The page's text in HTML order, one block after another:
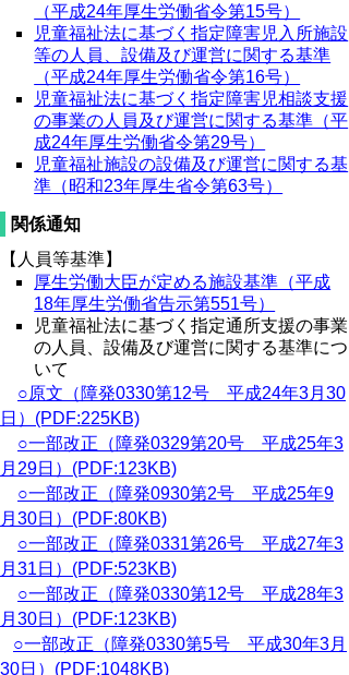
（平成24年厚生労働省令第15号）
児童福祉法に基づく指定障害児入所施設
等の人員、設備及び運営に関する基準
（平成24年厚生労働省令第16号）
児童福祉法に基づく指定障害児相談支援
の事業の人員及び運営に関する基準（平
成24年厚生労働省令第29号）
児童福祉施設の設備及び運営に関する基
準（昭和23年厚生省令第63号）
関係通知
【人員等基準】
厚生労働大臣が定める施設基準（平成
18年厚生労働省告示第551号）
児童福祉法に基づく指定通所支援の事業
の人員、設備及び運営に関する基準につ
いて
○原文（障発0330第12号 平成24年3月30
日）(PDF:225KB)
○一部改正（障発0329第20号 平成25年3
月29日）(PDF:123KB)
○一部改正（障発0930第2号 平成25年9
月30日）(PDF:80KB)
○一部改正（障発0331第26号 平成27年3
月31日）(PDF:523KB)
○一部改正（障発0330第12号 平成28年3
月30日）(PDF:123KB)
○一部改正（障発0330第5号 平成30年3月
30日）(PDF:1048KB)